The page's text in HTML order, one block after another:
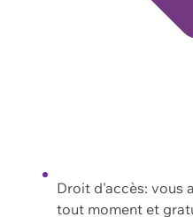
Droit d'accès: vous
tout moment et